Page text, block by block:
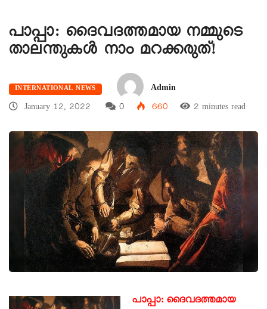
പാപ്പാ: ദൈവദത്തമായ നമ്മുടെ
താലന്തുകൾ നാം മറക്കരുത്!
INTERNATIONAL NEWS
Admin
January 12, 2022
0 660 2 minutes read
പാപ്പാ: ദൈവദത്തമായ